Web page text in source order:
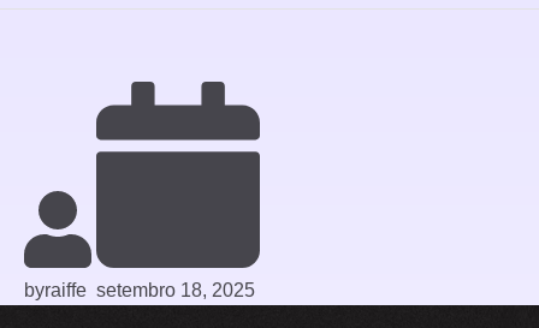
byraiffe setembro 18, 2025